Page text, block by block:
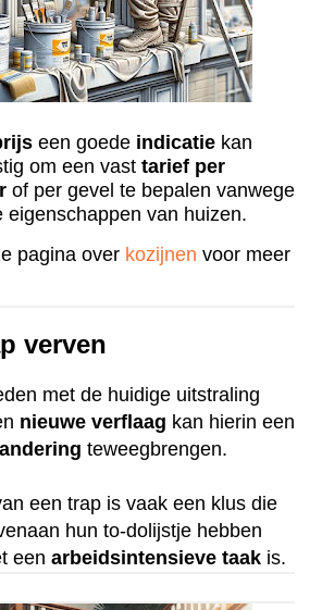
een goede indicatie kan
om een vast tarief per
of per gevel te bepalen vanwege
eigenschappen van huizen.
pagina over kozijnen voor meer
verven
met de huidige uitstraling
nieuwe verflaag kan hierin een
teweegbrengen.
een trap is vaak een klus die
hun to-dolijstje hebben
een arbeidsintensieve taak is.